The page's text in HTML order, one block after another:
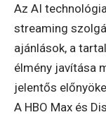
Az AI
streaming
ajánlások, a
élmény javítása
jelentős
A HBO Max és